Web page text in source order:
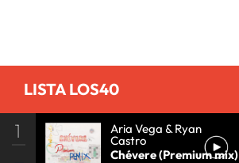
LISTA LOS40
1 Aria Vega & Ryan
Castro
Chévere (Premium mix)